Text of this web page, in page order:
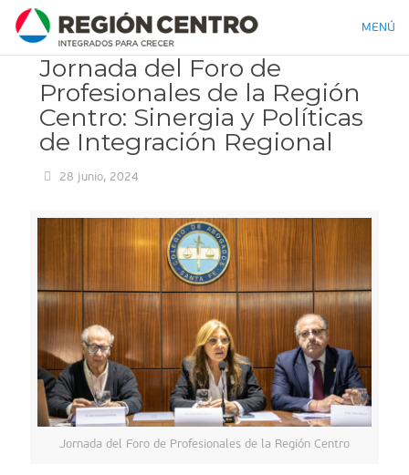
MENÚ
Jornada del Foro de
Profesionales de la Región
Centro: Sinergia y Políticas
de Integración Regional
28 junio, 2024
Jornada del Foro de Profesionales de la Región Centro